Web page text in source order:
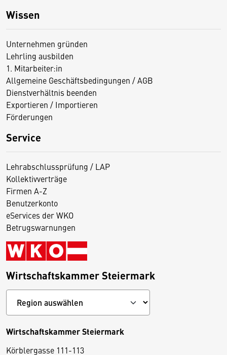
Wissen
Unternehmen gründen
Lehrling ausbilden
1. Mitarbeiter:in
Allgemeine Geschäftsbedingungen / AGB
Dienstverhältnis beenden
Exportieren / Importieren
Förderungen
Service
Lehrabschlussprüfung / LAP
Kollektivverträge
Firmen A-Z
Benutzerkonto
eServices der WKO
Betrugswarnungen
Wirtschaftskammer Steiermark
Wirtschaftskammer Steiermark
Körblergasse 111-113
D